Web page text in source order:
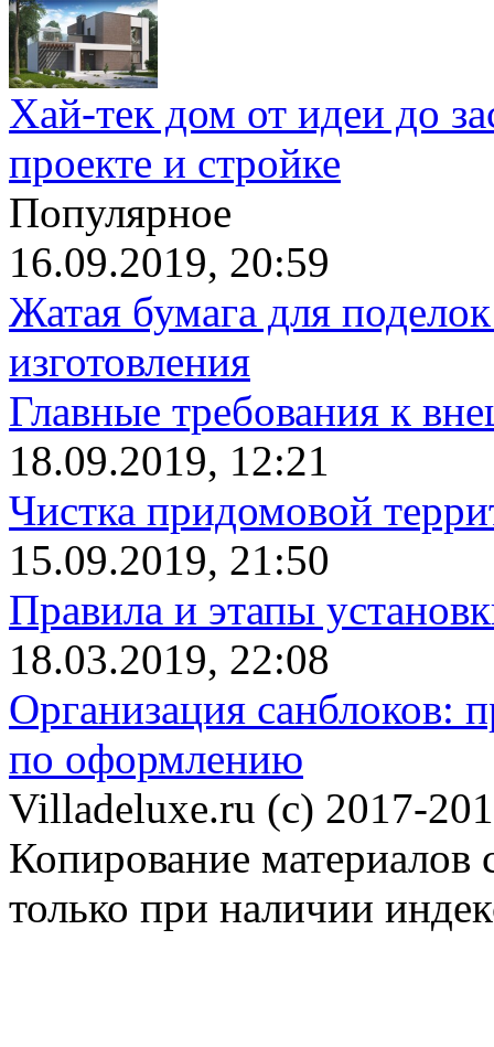
Хай-тек дом от идеи до
проекте и стройке
Популярное
16.09.2019, 20:59
Жатая бумага для
изготовления
Главные требования к
18.09.2019, 12:21
Чистка придомовой
15.09.2019, 21:50
Правила и этапы
18.03.2019, 22:08
Организация санблоков:
по оформлению
Villadeluxe.ru (c) 2017-
Копирование материалов
только при наличии